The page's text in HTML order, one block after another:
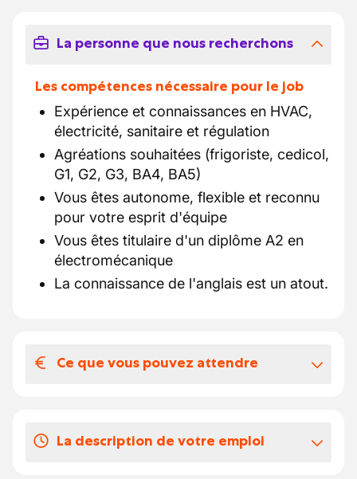
La personne que nous recherchons
Les compétences nécessaire pour le job
Expérience et connaissances en HVAC,
électricité, sanitaire et régulation
Agréations souhaitées (frigoriste, cedicol,
G1, G2, G3, BA4, BA5)
Vous êtes autonome, flexible et reconnu
pour votre esprit d'équipe
Vous êtes titulaire d'un diplôme A2 en
électromécanique
La connaissance de l'anglais est un atout.
Ce que vous pouvez attendre
Kiezen voor SPIE, dat betekent jezelf de
La description de votre emploi